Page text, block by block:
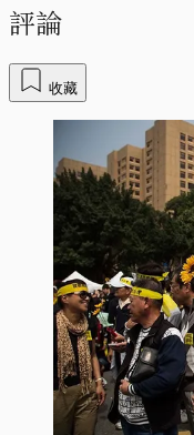
評論
收藏